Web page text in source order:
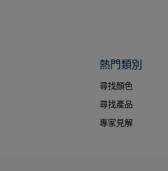
熱門類別
尋找顏色
尋找產品
專家見解